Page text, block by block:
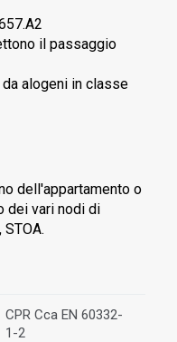
il passaggio
alogeni in classe
dell'appartamento o
dei vari nodi di
CPR Cca EN 60332-
1-2